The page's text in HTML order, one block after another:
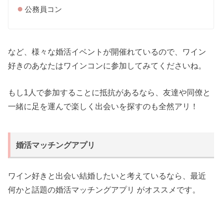
公務員コン
など、様々な婚活イベントが開催れているので、ワイン
好きのあなたはワインコンに参加してみてくださいね。
もし1人で参加することに抵抗があるなら、友達や同僚と
一緒に足を運んで楽しく出会いを探すのも全然アリ！
婚活マッチングアプリ
ワイン好きと出会い結婚したいと考えているなら、最近
何かと話題の婚活マッチングアプリ がオススメです。